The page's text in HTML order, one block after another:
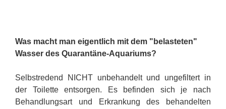
Was macht man eigentlich mit dem "belasteten"
Wasser des Quarantäne-Aquariums?
Selbstredend NICHT unbehandelt und ungefiltert in
der Toilette entsorgen. Es befinden sich je nach
Behandlungsart und Erkrankung des behandelten